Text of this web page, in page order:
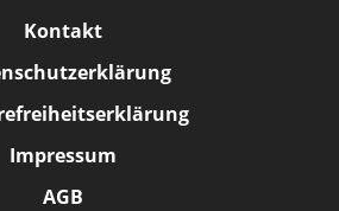
Kontakt
Impressum
AGB